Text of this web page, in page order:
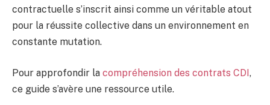
contractuelle s’inscrit ainsi comme un véritable atout
pour la réussite collective dans un environnement en
constante mutation.
Pour approfondir la compréhension des contrats CDI,
ce guide s’avère une ressource utile.